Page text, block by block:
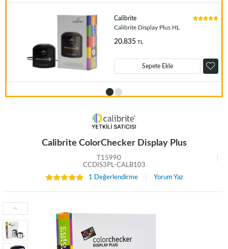
Calibrite
Calibrite Display Plus HL
20.835 TL
Sepete Ekle
Calibrite ColorChecker Display Plus
T15990
CCDIS3PL-CALB103
1 Değerlendirme
Yorum Yaz